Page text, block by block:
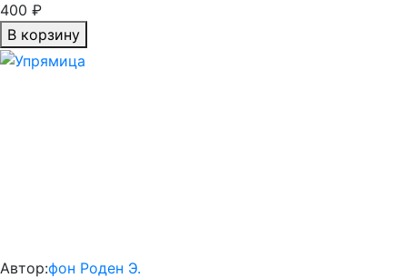
400 ₽
В корзину
Автор:фон Роден Э.